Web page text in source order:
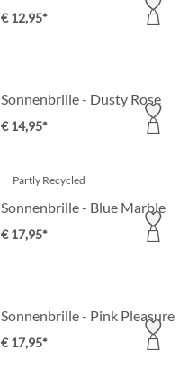
€ 12,95*
Sonnenbrille - Dusty Rose
€ 14,95*
Partly Recycled
Sonnenbrille - Blue Marble
€ 17,95*
Sonnenbrille - Pink Pleasure
€ 17,95*